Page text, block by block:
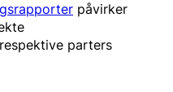
påvirker
parters